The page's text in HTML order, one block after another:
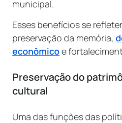
municipal.
Esses benefícios se
preservação da memória,
econômicoe
Preservação do
cultural
Uma das funções das